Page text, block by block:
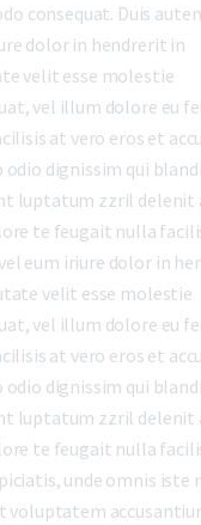
consequat. Duis
dolor in hendrerit in
velit esse molestie
vel illum dolore eu
at vero eros et
odio dignissim qui
luptatum zzril delenit
te feugait nulla
eum iriure dolor in
velit esse molestie
vel illum dolore eu
at vero eros et
odio dignissim qui
luptatum zzril delenit
te feugait nulla
unde omnis iste
voluptatem